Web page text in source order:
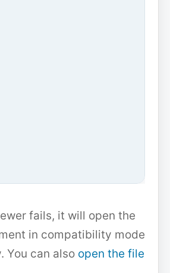
fails, it will open the
in compatibility mode
You can also open the file